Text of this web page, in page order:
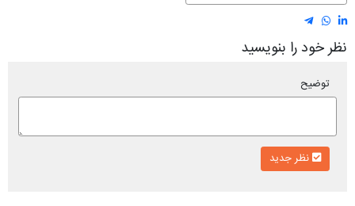
نظر خود را بنویسید
توضیح
نظر جدید